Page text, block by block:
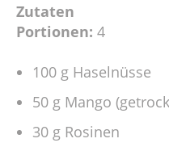
Zutaten
Portionen: 4
100 g Haselnüsse
50 g Mango
30 g Rosinen